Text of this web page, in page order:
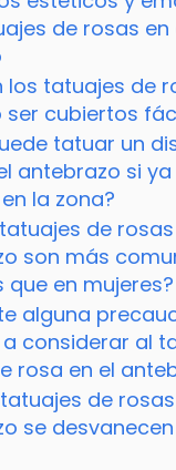
de rosas en
los tatuajes de
ser cubiertos
tatuar un
antebrazo si
la zona?
de
son más
que en mujeres?
alguna
considerar al
rosa en el
tatuajes de
se